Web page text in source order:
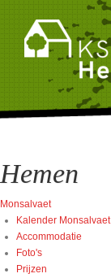
Hemen
Monsalvaet
Kalender Monsalvaet
Accommodatie
Foto's
Prijzen